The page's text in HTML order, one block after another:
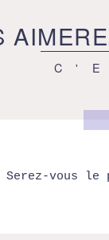
Serez-vous